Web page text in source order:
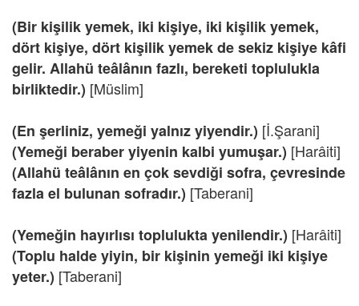
(Bir kişilik yemek, iki kişiye, iki kişilik yemek,
dört kişiye, dört kişilik yemek de sekiz kişiye kâfi
gelir. Allahü teâlânın fazlı, bereketi toplulukla
birliktedir.) [Müslim]
(En şerliniz, yemeği yalnız yiyendir.) [İ.Şarani]
(Yemeği beraber yiyenin kalbi yumuşar.) [Harâiti]
(Allahü teâlânın en çok sevdiği sofra, çevresinde
fazla el bulunan sofradır.) [Taberani]
(Yemeğin hayırlısı toplulukta yenilendir.) [Harâiti]
(Toplu halde yiyin, bir kişinin yemeği iki kişiye
yeter.) [Taberani]